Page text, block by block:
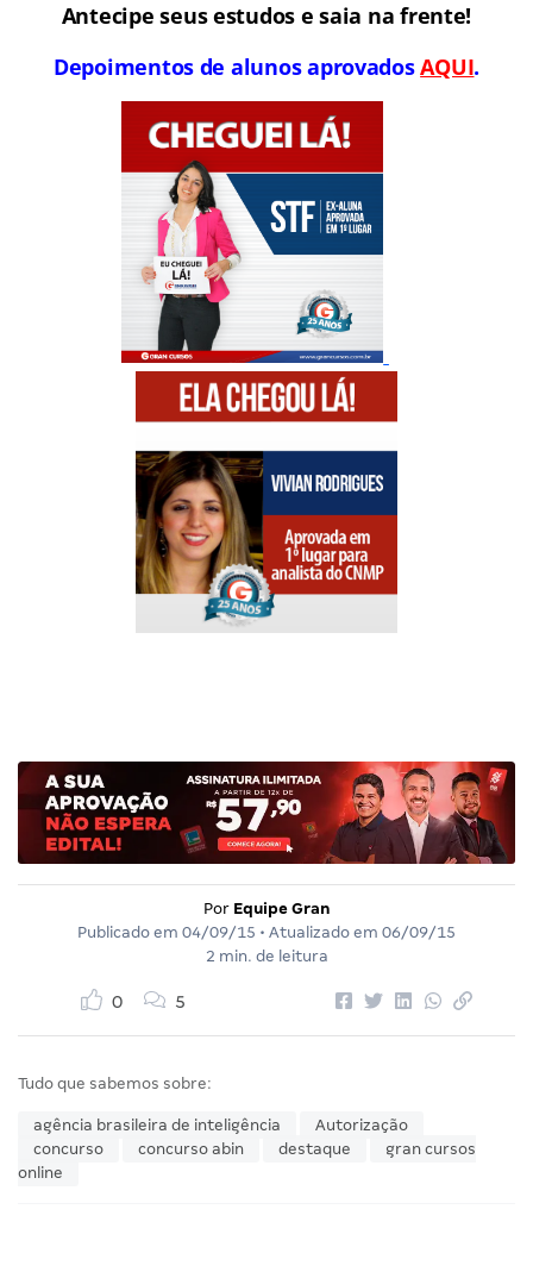
Antecipe seus estudos e saia na frente!
Depoimentos de alunos aprovadosAQUI.
Por Equipe Gran
Publicado em 04/09/15 • Atualizado em 06/09/15
2 min. de leitura
0 5
Tudo que sabemos sobre:
agência brasileira de inteligência
Autorização
concurso
concurso abin destaque
gran cursos
online